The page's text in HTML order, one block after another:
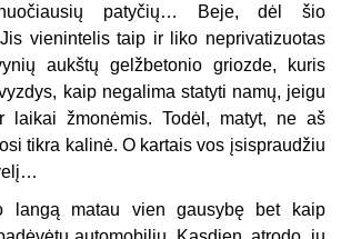
patyčių… Beje, dėl šio
vienintelis taip ir liko neprivatizuotas
aukštų gelžbetonio griozde, kuris
kaip negalima statyti namų, jeigu
laikai žmonėmis. Todėl, matyt, ne aš
tikra kalinė. O kartais vos įsispraudžiu
langą matau vien gausybę bet kaip